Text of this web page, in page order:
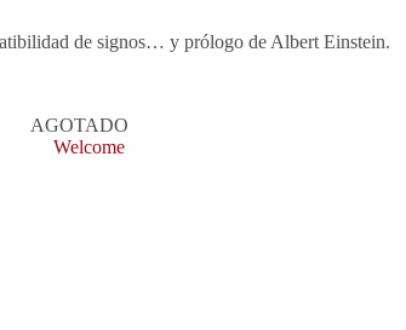
de signos… y prólogo de Albert Einstein.
AGOTADO